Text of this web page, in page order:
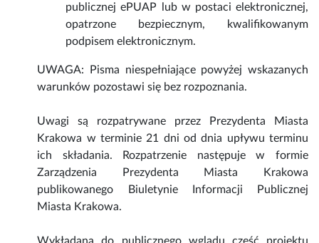
publicznej ePUAP lub w postaci elektronicznej,
opatrzone bezpiecznym, kwalifikowanym
podpisem elektronicznym.
UWAGA: Pisma niespełniające powyżej wskazanych
warunków pozostawi się bez rozpoznania.
Uwagi są rozpatrywane przez Prezydenta Miasta
Krakowa w terminie 21 dni od dnia upływu terminu
ich składania. Rozpatrzenie następuje w formie
Zarządzenia Prezydenta Miasta Krakowa
publikowanego Biuletynie Informacji Publicznej
Miasta Krakowa.
Wykładana do publicznego wglądu część projektu